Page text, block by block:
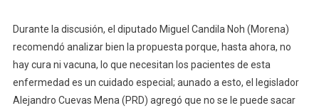
Durante la discusión, el diputado Miguel Candila Noh (Morena)
recomendó analizar bien la propuesta porque, hasta ahora, no
hay cura ni vacuna, lo que necesitan los pacientes de esta
enfermedad es un cuidado especial; aunado a esto, el legislador
Alejandro Cuevas Mena (PRD) agregó que no se le puede sacar